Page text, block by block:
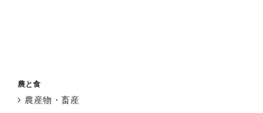
農と食
農産物・畜産